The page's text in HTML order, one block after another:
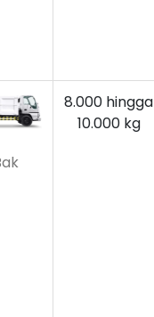
8.000 hingga
10.000kg